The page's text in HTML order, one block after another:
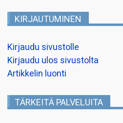
KIRJAUTUMINEN
Kirjaudu sivustolle
Kirjaudu ulos sivustolta
Artikkelin luonti
TÄRKEITÄ PALVELUITA